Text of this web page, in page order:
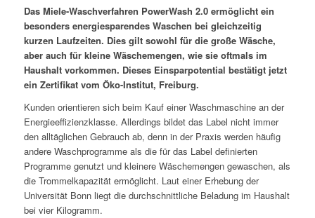
Das Miele-Waschverfahren PowerWash 2.0 ermöglicht ein
besonders energiesparendes Waschen bei gleichzeitig
kurzen Laufzeiten. Dies gilt sowohl für die große Wäsche,
aber auch für kleine Wäschemengen, wie sie oftmals im
Haushalt vorkommen. Dieses Einsparpotential bestätigt jetzt
ein Zertifikat vom Öko-Institut, Freiburg.
Kunden orientieren sich beim Kauf einer Waschmaschine an der
Energieeffizienzklasse. Allerdings bildet das Label nicht immer
den alltäglichen Gebrauch ab, denn in der Praxis werden häufig
andere Waschprogramme als die für das Label definierten
Programme genutzt und kleinere Wäschemengen gewaschen, als
die Trommelkapazität ermöglicht. Laut einer Erhebung der
Universität Bonn liegt die durchschnittliche Beladung im Haushalt
bei vier Kilogramm.